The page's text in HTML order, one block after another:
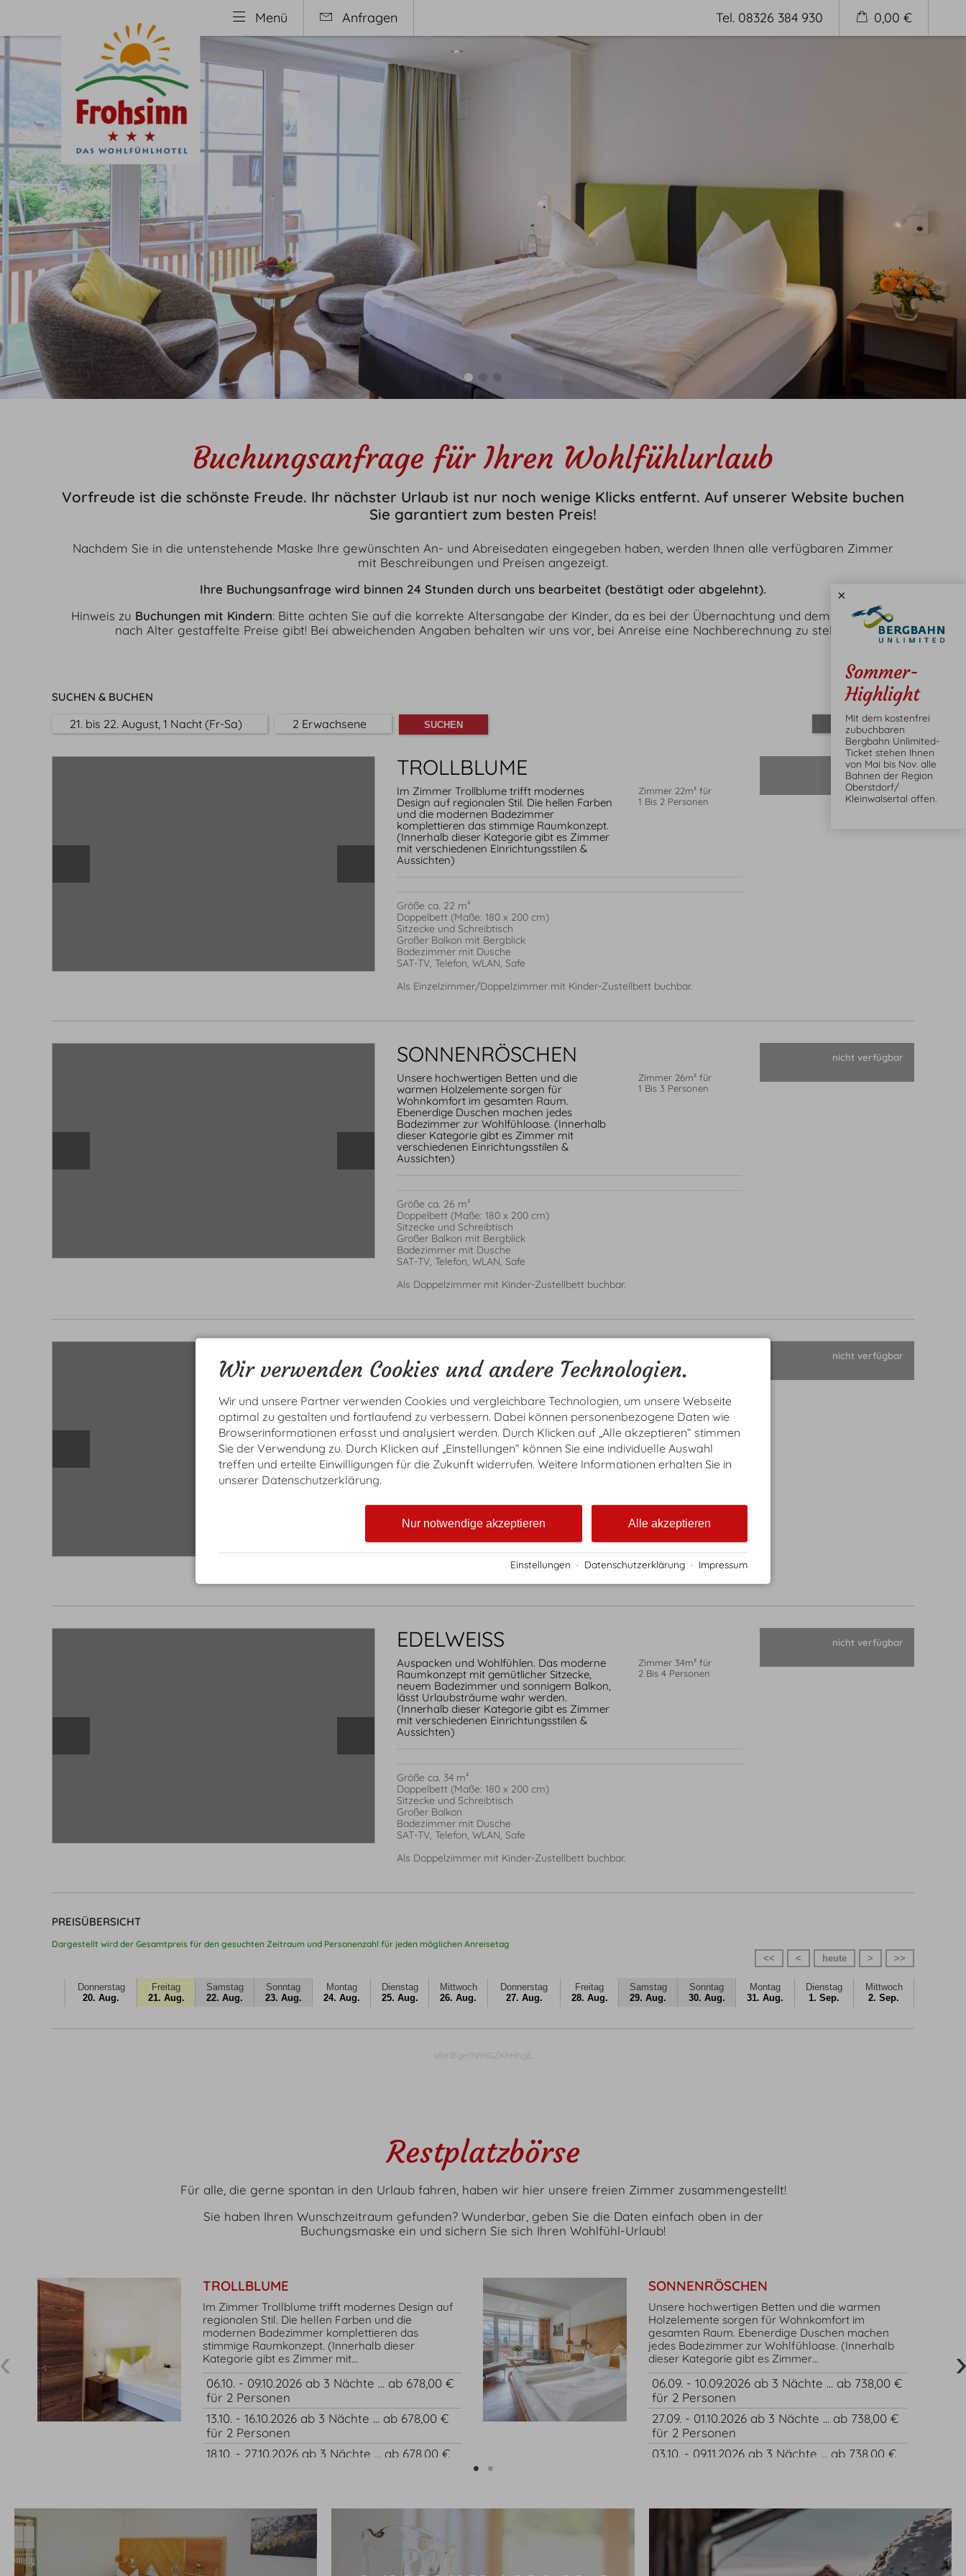
Menü Anfragen Tel. 08326 384 930 0,00 €
Wohnen
Zimmer
Preise
Inklusivleistungen
Wellness
Saunen & Schwimmbad
Wellness & Massage
Beautybehandlungen
Genusskonzept
Frohsinn Café
Philosophie
Buchen
Buchungsbedingungen
Wissenswertes & Anreise
Angebot
Aktuelle Angebote
Erleben
Winterzauber
Kontakt
Social Media
×
Sommer-
Highlight
Mit dem kostenfrei
zubuchbaren
Bergbahn Unlimited-
Ticket stehen Ihnen
von Mai bis Nov. alle
Bahnen der Region
Oberstdorf/
Kleinwalsertal offen.
Buchungsanfrage für Ihren Wohlfühlurlaub
Vorfreude ist die schönste Freude. Ihr nächster Urlaub ist nur noch wenige Klicks entfernt. Auf unserer Website buchen
Sie garantiert zum besten Preis!
Nachdem Sie in die untenstehende Maske Ihre gewünschten An- und Abreisedaten eingegeben haben, werden Ihnen alle verfügbaren Zimmer
mit Beschreibungen und Preisen angezeigt.
Ihre Buchungsanfrage wird binnen 24 Stunden durch uns bearbeitet (bestätigt oder abgelehnt).
Hinweis zu Buchungen mit Kindern: Bitte achten Sie auf die korrekte Altersangabe der Kinder, da es bei der Übernachtung und dem Kurbeitrag
nach Alter gestaffelte Preise gibt! Bei abweichenden Angaben behalten wir uns vor, bei Anreise eine Nachberechnung zu stellen.
SUCHEN & BUCHEN
21. bis 22. August, 1 Nacht (Fr-Sa) 2 Erwachsene Alles zeigen
TROLLBLUME
Im Zimmer Trollblume trifft modernes
Design auf regionalen Stil. Die hellen Farben
und die modernen Badezimmer
komplettieren das stimmige Raumkonzept.
(Innerhalb dieser Kategorie gibt es Zimmer
mit verschiedenen Einrichtungsstilen &
Aussichten)
Zimmer 22m² für
1 Bis 2 Personen
Größe ca. 22 m²
Doppelbett (Maße: 180 x 200 cm)
Sitzecke und Schreibtisch
Großer Balkon mit Bergblick
Badezimmer mit Dusche
SAT-TV, Telefon, WLAN, Safe
Als Einzelzimmer/Doppelzimmer mit Kinder-Zustellbett buchbar.
nicht verfügbar
SONNENRÖSCHEN
Unsere hochwertigen Betten und die
warmen Holzelemente sorgen für
Wohnkomfort im gesamten Raum.
Ebenerdige Duschen machen jedes
Badezimmer zur Wohlfühloase. (Innerhalb
dieser Kategorie gibt es Zimmer mit
verschiedenen Einrichtungsstilen &
Aussichten)
Zimmer 26m² für
1 Bis 3 Personen
Größe ca. 26 m²
Doppelbett (Maße: 180 x 200 cm)
Sitzecke und Schreibtisch
Großer Balkon mit Bergblick
Badezimmer mit Dusche
SAT-TV, Telefon, WLAN, Safe
Als Doppelzimmer mit Kinder-Zustellbett buchbar.
nicht verfügbar
In unseren DZ Enzian genießen Sie jeden
Badezimmer bis zum sonnenverwöhnten
Balkon fühlen Sie sich rundum wohl.
(Innerhalb dieser Kategorie gibt es Zimmer
mit verschiedenen Einrichtungsstilen &
Aussichten)
Zimmer 29m² für
1 Bis 3 Personen
Doppelbett (Maße: 180 x 200 cm)
Großer Balkon
Als Doppelzimmer mit Kinder-Zustellbett buchbar.
nicht verfügbar
EDELWEISS
Auspacken und Wohlfühlen. Das moderne
Raumkonzept mit gemütlicher Sitzecke,
neuem Badezimmer und sonnigem Balkon,
lässt Urlaubsträume wahr werden.
(Innerhalb dieser Kategorie gibt es Zimmer
mit verschiedenen Einrichtungsstilen &
Aussichten)
Zimmer 34m² für
2 Bis 4 Personen
Größe ca. 34 m²
Doppelbett (Maße: 180 x 200 cm)
Sitzecke und Schreibtisch
Großer Balkon
Badezimmer mit Dusche
SAT-TV, Telefon, WLAN, Safe
Als Doppelzimmer mit Kinder-Zustellbett buchbar.
nicht verfügbar
PREISÜBERSICHT
Dargestellt wird der Gesamtpreis für den gesuchten Zeitraum und Personenzahl für jeden möglichen Anreisetag
>>
>
heute
<
<<
Donnerstag
20. Aug.
Freitag
21. Aug.
Samstag
22. Aug.
Sonntag
23. Aug.
Montag
24. Aug.
Dienstag
25. Aug.
Mittwoch
26. Aug.
Donnerstag
27. Aug.
Freitag
28. Aug.
Samstag
29. Aug.
Sonntag
30. Aug.
Montag
31. Aug.
Dienstag
1. Sep.
Mittwoch
2. Sep.
sSe1BgeYN96GZKhHhgE
Restplatzbörse
Für alle, die gerne spontan in den Urlaub fahren, haben wir hier unsere freien Zimmer zusammengestellt!
Sie haben Ihren Wunschzeitraum gefunden? Wunderbar, geben Sie die Daten einfach oben in der
Buchungsmaske ein und sichern Sie sich Ihren Wohlfühl-Urlaub!
TROLLBLUME
Im Zimmer Trollblume trifft modernes Design auf
regionalen Stil. Die hellen Farben und die
modernen Badezimmer komplettieren das
stimmige Raumkonzept. (Innerhalb dieser
Kategorie gibt es Zimmer mit…
06.10. - 09.10.2026 ab 3 Nächte ... ab 678,00 €
für 2 Personen
13.10. - 16.10.2026 ab 3 Nächte ... ab 678,00 €
für 2 Personen
18.10. - 27.10.2026 ab 3 Nächte ... ab 678,00 €
SONNENRÖSCHEN
Unsere hochwertigen Betten und die warmen
Holzelemente sorgen für Wohnkomfort im
gesamten Raum. Ebenerdige Duschen machen
jedes Badezimmer zur Wohlfühloase. (Innerhalb
dieser Kategorie gibt es Zimmer…
06.09. - 10.09.2026 ab 3 Nächte ... ab 738,00 €
für 2 Personen
27.09. - 01.10.2026 ab 3 Nächte ... ab 738,00 €
für 2 Personen
03.10. - 09.11.2026 ab 3 Nächte ... ab 738,00 €
Wir verwenden Cookies und andere Technologien.
Wir und unsere Partner verwenden Cookies und vergleichbare Technologien, um unsere Webseite
optimal zu gestalten und fortlaufend zu verbessern. Dabei können personenbezogene Daten wie
Browserinformationen erfasst und analysiert werden. Durch Klicken auf „Alle akzeptieren“ stimmen
Sie der Verwendung zu. Durch Klicken auf „Einstellungen“ können Sie eine individuelle Auswahl
treffen und erteilte Einwilligungen für die Zukunft widerrufen. Weitere Informationen erhalten Sie in
unserer Datenschutzerklärung.
Alle akzeptieren
Nur notwendige akzeptieren
Einstellungen · Datenschutzerklärung · Impressum